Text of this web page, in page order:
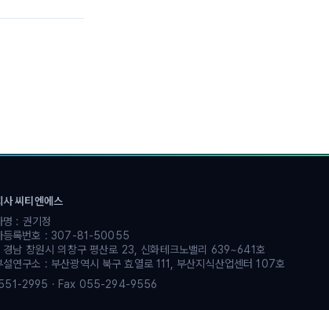
사 씨티엔에스
명 : 권기정
등록번호 : 307-81-50055
경남 창원시 의창구 평산로 23, 신화테크노밸리 639~641호
설연구소 : 부산광역시 북구 효열로 111, 부산지식산업센터 107호
2995 · Fax 055-294-9556